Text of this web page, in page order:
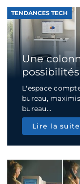
TENDANCES TECH
Une
possibilités
L'espace
bureau,
bureau...
Lire la suite